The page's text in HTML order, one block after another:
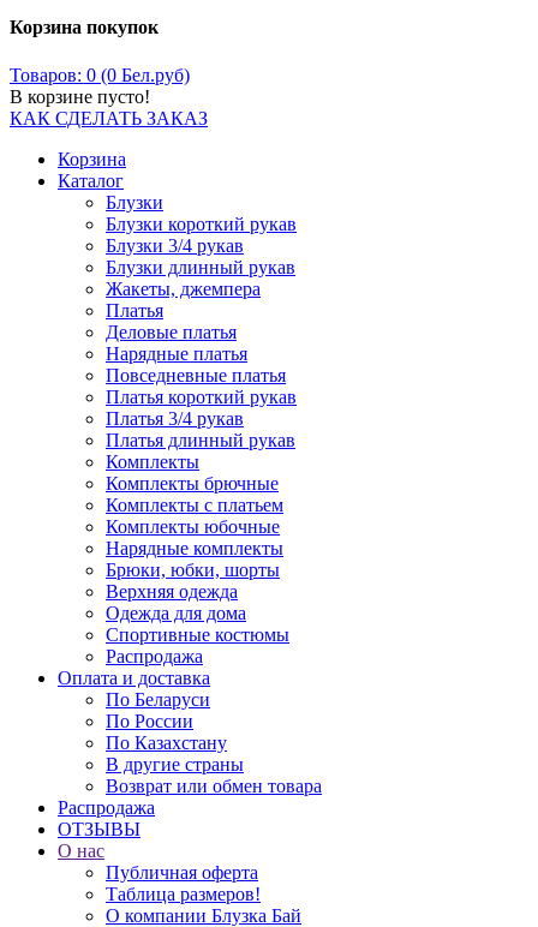
Корзина покупок
Товаров: 0 (0 Бел.руб)
В корзине пусто!
КАК СДЕЛАТЬ ЗАКАЗ
Корзина
Каталог
Блузки
Блузки короткий рукав
Блузки 3/4 рукав
Блузки длинный рукав
Жакеты, джемпера
Платья
Деловые платья
Нарядные платья
Повседневные платья
Платья короткий рукав
Платья 3/4 рукав
Платья длинный рукав
Комплекты
Комплекты брючные
Комплекты с платьем
Комплекты юбочные
Нарядные комплекты
Брюки, юбки, шорты
Верхняя одежда
Одежда для дома
Спортивные костюмы
Распродажа
Оплата и доставка
По Беларуси
По России
По Казахстану
В другие страны
Возврат или обмен товара
Распродажа
ОТЗЫВЫ
О нас
Публичная оферта
Таблица размеров!
О компании Блузка Бай